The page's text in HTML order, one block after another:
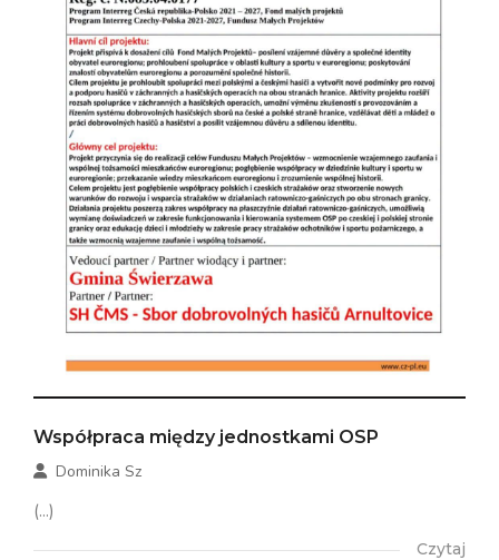
Współpraca między jednostkami OSP
Dominika Sz
(...)
Czytaj